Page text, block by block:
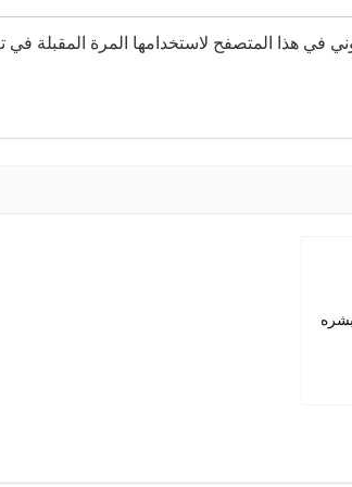
في هذا المتصفح لاستخدامها المرة المقبلة في
20 عبوه بشره